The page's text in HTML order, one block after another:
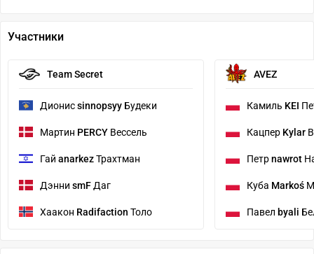
Участники
Team Secret
Дионисsinnopsyy Будеки
Мартин PERCY Вессель
Гай anarkezТрахтман
Дэнни smF Даг
Хаакон Radifaction Толо
AVEZ
Камиль KEI
Кацпер Kylar
Петрnawrot
Куба Markoś
Павел byali